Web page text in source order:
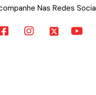
Nas Redes